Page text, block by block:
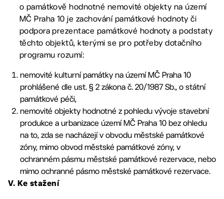
o památkově hodnotné nemovité objekty na území
MČ Praha 10 je zachování památkové hodnoty či
podpora prezentace památkové hodnoty a podstaty
těchto objektů, kterými se pro potřeby dotačního
programu rozumí:
nemovité kulturní památky na území MČ Praha 10
prohlášené dle ust. § 2 zákona č. 20/1987 Sb., o státní
památkové péči,
nemovité objekty hodnotné z pohledu vývoje stavební
produkce a urbanizace území MČ Praha 10 bez ohledu
na to, zda se nacházejí v obvodu městské památkové
zóny, mimo obvod městské památkové zóny, v
ochranném pásmu městské památkové rezervace, nebo
mimo ochranné pásmo městské památkové rezervace.
V. Ke stažení